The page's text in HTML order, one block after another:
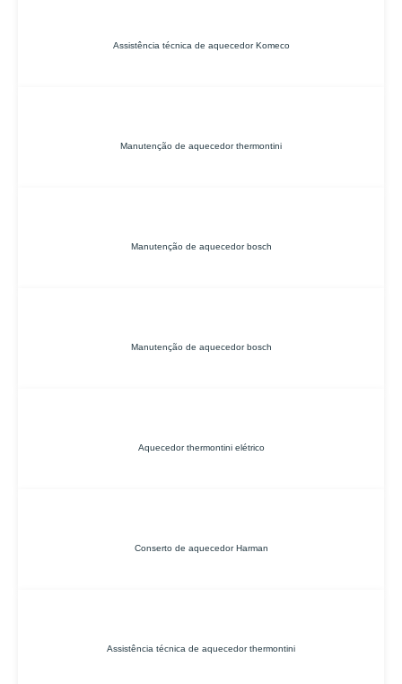
Assistência técnica de aquecedor Komeco
Manutenção de aquecedor thermontini
Manutenção de aquecedor bosch
Manutenção de aquecedor bosch
Aquecedor thermontini elétrico
Conserto de aquecedor Harman
Assistência técnica de aquecedor thermontini